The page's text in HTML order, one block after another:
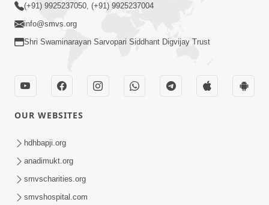
(+91) 9925237050, (+91) 9925237004
info@smvs.org
Shri Swaminarayan Sarvopari Siddhant Digvijay Trust
OUR WEBSITES
hdhbapji.org
anadimukt.org
smvscharities.org
smvshospital.com